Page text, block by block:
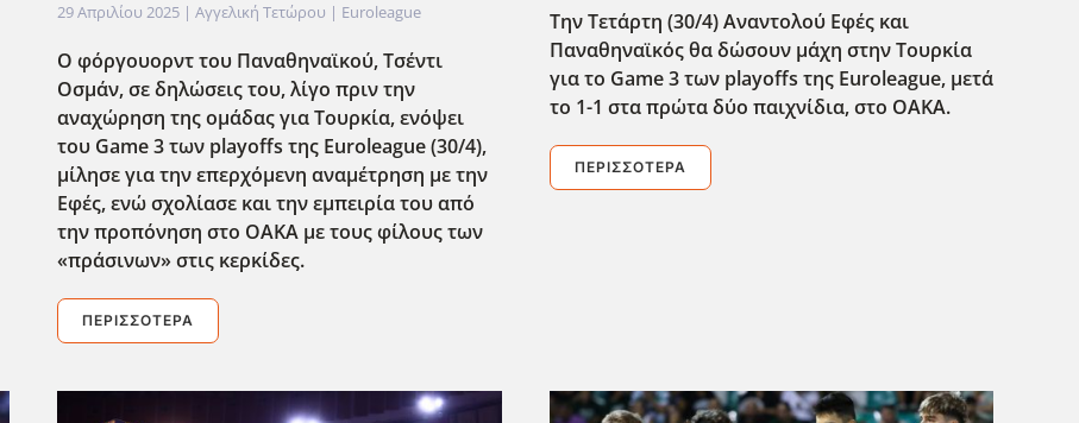
29 Απριλίου 2025 | Αγγελική Τετώρου | Euroleague
Ο φόργουορντ του Παναθηναϊκού, Τσέντι
Οσμάν, σε δηλώσεις του, λίγο πριν την
αναχώρηση της ομάδας για Τουρκία, ενόψει
του Game 3 των playoffs της Εuroleague (30/4),
μίλησε για την επερχόμενη αναμέτρηση με την
Εφές, ενώ σχολίασε και την εμπειρία του από
την προπόνηση στο ΟΑΚΑ με τους φίλους των
«πράσινων» στις κερκίδες.
ΠΕΡΙΣΣΌΤΕΡΑ
Την Τετάρτη (30/4) Αναντολού Εφές και
Παναθηναϊκός θα δώσουν μάχη στην Τουρκία
για το Game 3 των playoffs της Euroleague, μετά
το 1-1 στα πρώτα δύο παιχνίδια, στο ΟΑΚΑ.
ΠΕΡΙΣΣΌΤΕΡΑ